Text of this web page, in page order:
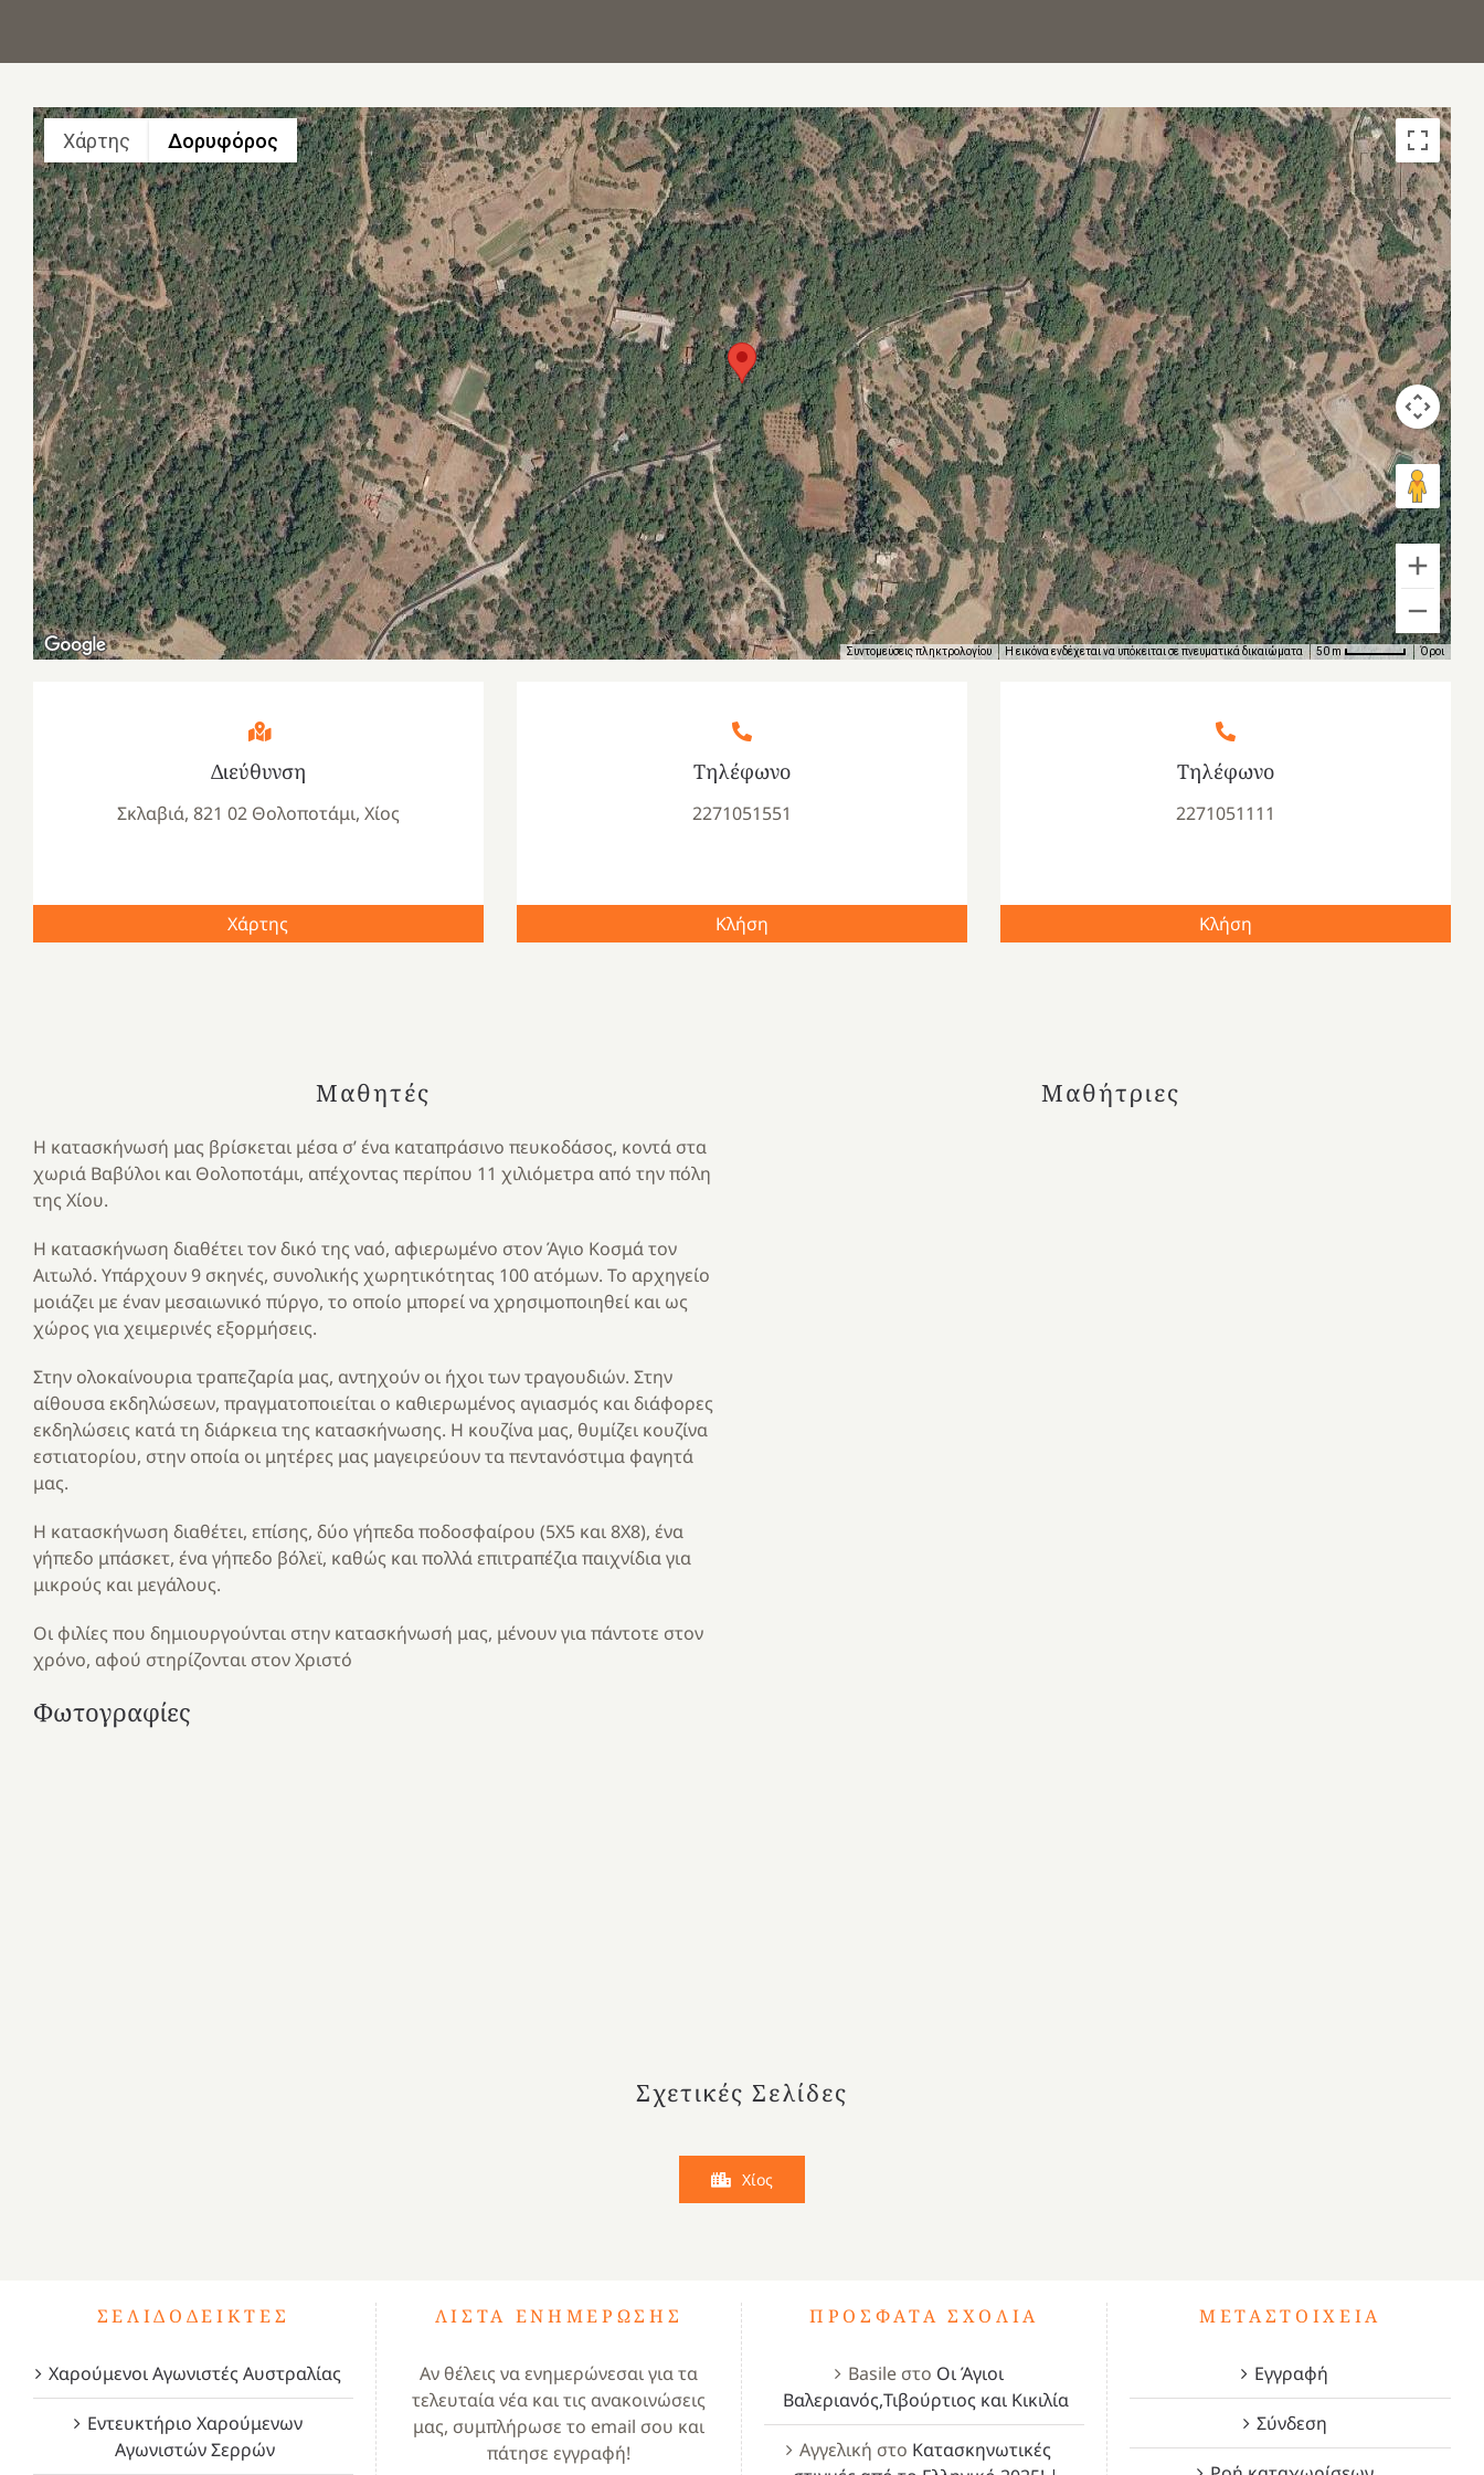
Χάρτης Δορυφόρος
Συντομεύσεις πληκτρολογίου Η εικόνα ενδέχεται να υπόκειται σε πνευματικά δικαιώματα 50 m Όροι
Διεύθυνση
Σκλαβιά, 821 02 Θολοποτάμι, Χίος
Χάρτης
Τηλέφωνο
2271051551
Κλήση
Τηλέφωνο
2271051111
Κλήση
Μαθητές
Η κατασκήνωσή μας βρίσκεται μέσα σ’ ένα καταπράσινο πευκοδάσος, κοντά στα
χωριά Βαβύλοι και Θολοποτάμι, απέχοντας περίπου 11 χιλιόμετρα από την πόλη
της Χίου.
Η κατασκήνωση διαθέτει τον δικό της ναό, αφιερωμένο στον Άγιο Κοσμά τον
Αιτωλό. Υπάρχουν 9 σκηνές, συνολικής χωρητικότητας 100 ατόμων. Το αρχηγείο
μοιάζει με έναν μεσαιωνικό πύργο, το οποίο μπορεί να χρησιμοποιηθεί και ως
χώρος για χειμερινές εξορμήσεις.
Στην ολοκαίνουρια τραπεζαρία μας, αντηχούν οι ήχοι των τραγουδιών. Στην
αίθουσα εκδηλώσεων, πραγματοποιείται ο καθιερωμένος αγιασμός και διάφορες
εκδηλώσεις κατά τη διάρκεια της κατασκήνωσης. Η κουζίνα μας, θυμίζει κουζίνα
εστιατορίου, στην οποία οι μητέρες μας μαγειρεύουν τα πεντανόστιμα φαγητά
μας.
Η κατασκήνωση διαθέτει, επίσης, δύο γήπεδα ποδοσφαίρου (5Χ5 και 8Χ8), ένα
γήπεδο μπάσκετ, ένα γήπεδο βόλεϊ, καθώς και πολλά επιτραπέζια παιχνίδια για
μικρούς και μεγάλους.
Οι φιλίες που δημιουργούνται στην κατασκήνωσή μας, μένουν για πάντοτε στον
χρόνο, αφού στηρίζονται στον Χριστό
Φωτογραφίες
Μαθήτριες
Σχετικές Σελίδες
Χίος
ΣΕΛΙΔΟΔΕΊΚΤΕΣ
Χαρούμενοι Αγωνιστές Αυστραλίας
Εντευκτήριο Χαρούμενων
Αγωνιστών Σερρών
ΛΊΣΤΑ ΕΝΗΜΈΡΩΣΗΣ
Αν θέλεις να ενημερώνεσαι για τα
τελευταία νέα και τις ανακοινώσεις
μας, συμπλήρωσε το email σου και
πάτησε εγγραφή!
ΠΡΌΣΦΑΤΑ ΣΧΌΛΙΑ
Basileστο Οι Άγιοι
Βαλεριανός,Τιβούρτιος και Κικιλία
Αγγελική στο Κατασκηνωτικές
ΜΕΤΑΣΤΟΙΧΕΊΑ
Εγγραφή
Σύνδεση